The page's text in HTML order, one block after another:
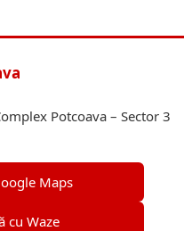
Potcoava – Sector 3
Maps
cu Waze